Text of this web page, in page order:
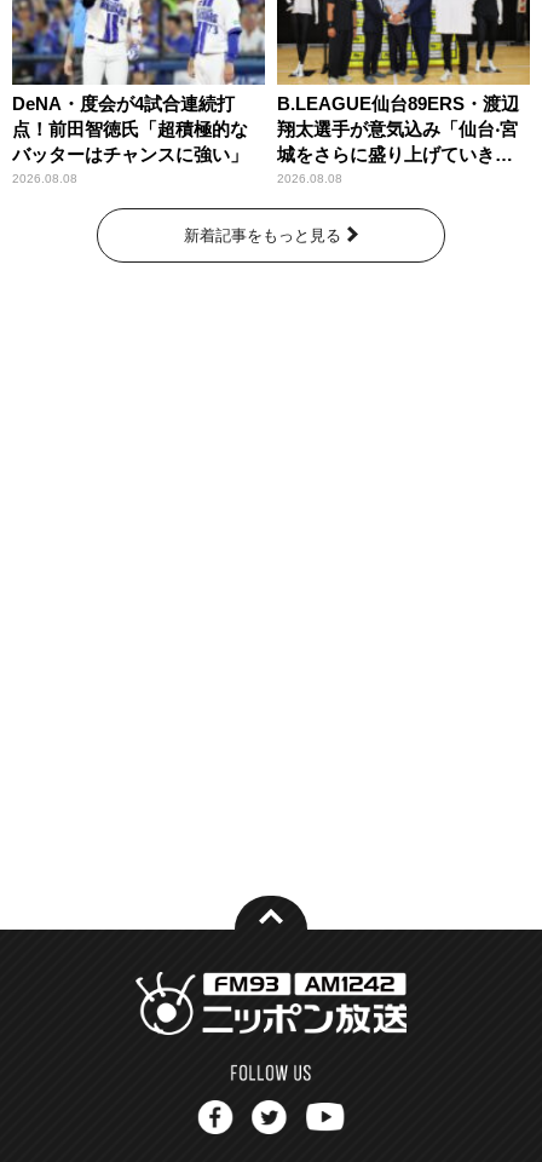
DeNA・度会が4試合連続打
点！前田智徳氏「超積極的な
バッターはチャンスに強い」
2026.08.08
B.LEAGUE仙台89ERS・渡辺
翔太選手が意気込み「仙台‧宮
城をさらに盛り上げていきた
いです」
2026.08.08
新着記事をもっと見る